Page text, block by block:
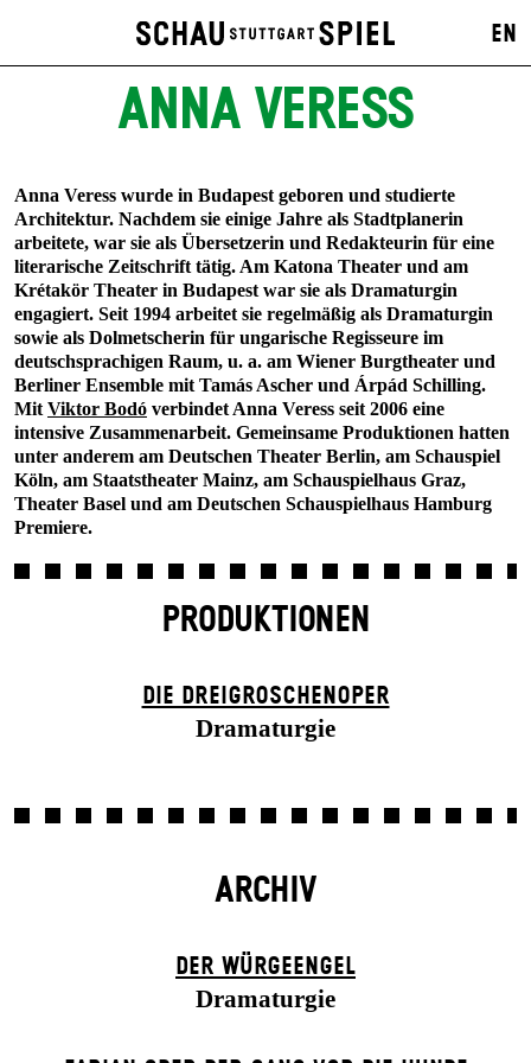
EN
ANNA VERESS
Anna Veress wurde in Budapest geboren und studierte
Architektur. Nachdem sie einige Jahre als Stadtplanerin
arbeitete, war sie als Übersetzerin und Redakteurin für eine
literarische Zeitschrift tätig. Am Katona Theater und am
Krétakör Theater in Budapest war sie als Dramaturgin
engagiert. Seit 1994 arbeitet sie regelmäßig als Dramaturgin
sowie als Dolmetscherin für ungarische Regisseure im
deutschsprachigen Raum, u. a. am Wiener Burgtheater und
Berliner Ensemble mit Tamás Ascher und Árpád Schilling.
Mit Viktor Bodó verbindet Anna Veress seit 2006 eine
intensive Zusammenarbeit. Gemeinsame Produktionen hatten
unter anderem am Deutschen Theater Berlin, am Schauspiel
Köln, am Staatstheater Mainz, am Schauspielhaus Graz,
Theater Basel und am Deutschen Schauspielhaus Hamburg
Premiere.
PRODUKTIONEN
DIE DREI­GROSCHEN­OPER
Dramaturgie
ARCHIV
DER WÜR­GE­ENG­EL
Dramaturgie